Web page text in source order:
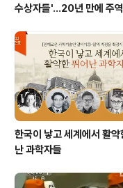
수상자들'…20년 만에 주
한국이 낳고 세계에서 활약
난 과학자들